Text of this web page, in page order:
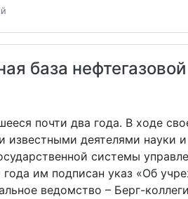
база нефтегазовой
почти два года. В ходе
деятелями науки и
системы
им подписан указ «Об
ведомство – Берг-